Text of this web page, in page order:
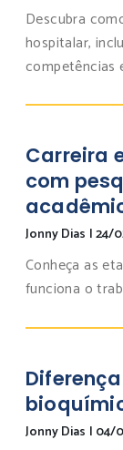
Descubra
hospitalar,
competências
Carreira
com
Jonny Dias |24/
Conheça as
funciona o
Jonny Dias | 04/